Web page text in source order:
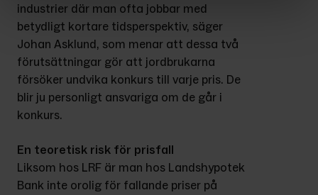
industrier där man ofta jobbar med
betydligt kortare tidsperspektiv, säger
Johan Asklund, som menar att dessa två
förutsättningar gör att jordbrukarna
försöker undvika konkurs till varje pris. De
blir ju personligt ansvariga om de går i
konkurs.
En teoretisk risk för prisfall
Liksom hos LRF är man hos Landshypotek
Bank inte orolig för fallande priser på